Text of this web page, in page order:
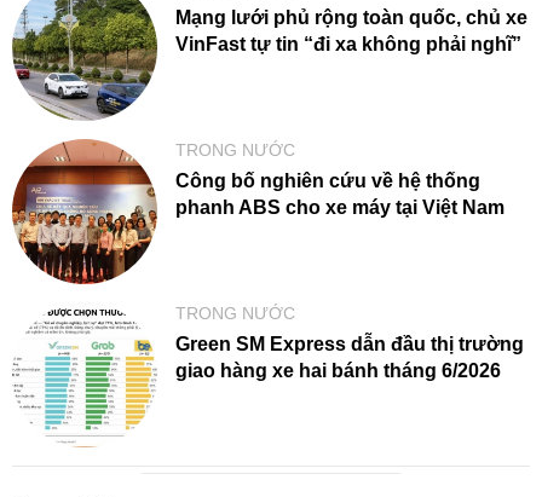
Mạng lưới phủ rộng toàn quốc, chủ xe
VinFast tự tin “đi xa không phải nghĩ”
TRONG NƯỚC
Công bố nghiên cứu về hệ thống
phanh ABS cho xe máy tại Việt Nam
TRONG NƯỚC
Green SM Express dẫn đầu thị trường
giao hàng xe hai bánh tháng 6/2026